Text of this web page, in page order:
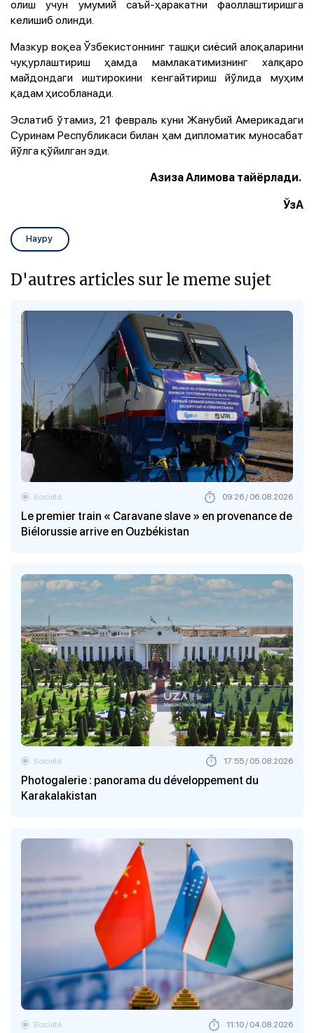
олиш учун умумий саъй-ҳаракатни фаоллаштиришга
келишиб олинди.
Мазкур воқеа Ўзбекистоннинг ташқи сиёсий алоқаларини
чуқурлаштириш ҳамда мамлакатимизнинг халқаро
майдондаги иштирокини кенгайтириш йўлида муҳим
қадам ҳисобланади.
Эслатиб ўтамиз, 21 февраль куни Жанубий Америкадаги
Суринам Республикаси билан ҳам дипломатик муносабат
йўлга қўйилган эди.
Азиза Алимова тайёрлади.
ЎзА
Науру
D'autres articles sur le meme sujet
Le premier train « Caravane slave » en provenance de
Biélorussie arrive en Ouzbékistan
Société 09:26 / 06.08.2026
Photogalerie : panorama du développement du
Karakalakistan
Société 17:55 / 05.08.2026
Société 11:10 / 04.08.2026